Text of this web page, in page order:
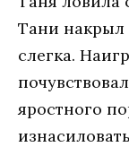
Тани накрыл
слегка.
яростного